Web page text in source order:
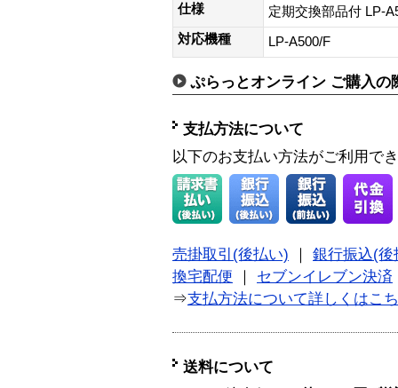
仕様
定期交換部品付 LP-
対応機種
LP-A500/F
ぷらっとオンライン ご購入の
支払方法について
以下のお支払い方法がご利用で
売掛取引(後払い)
銀行振込(後
換宅配便
セブンイレブン決済
⇒支払方法について詳しくはこ
送料について